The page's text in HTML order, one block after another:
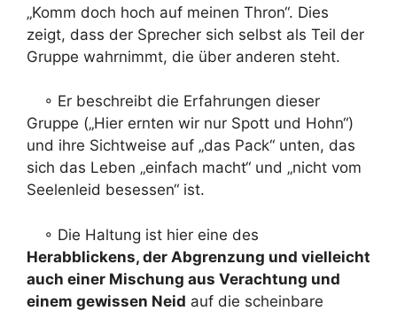
„Komm doch hoch auf meinen Thron“. Dies
zeigt, dass der Sprecher sich selbst als Teil der
Gruppe wahrnimmt, die über anderen steht.
◦ Er beschreibt die Erfahrungen dieser
Gruppe („Hier ernten wir nur Spott und Hohn“)
und ihre Sichtweise auf „das Pack“ unten, das
sich das Leben „einfach macht“ und „nicht vom
Seelenleid besessen“ ist.
◦ Die Haltung ist hier eine des
Herabblickens, der Abgrenzung und vielleicht
auch einer Mischung aus Verachtung und
einem gewissen Neid auf die scheinbare